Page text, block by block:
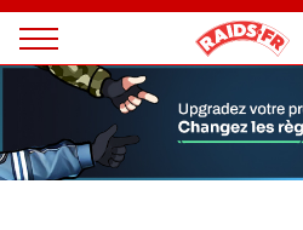
Magazine
Raids
Panneau de gestion des cookies